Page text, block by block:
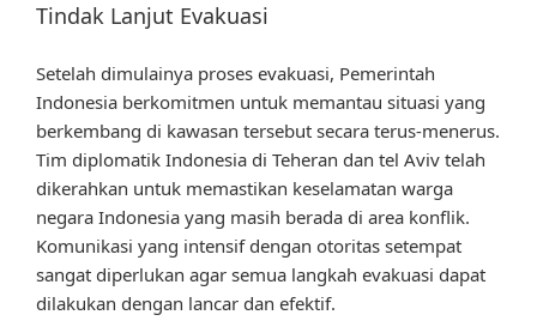
Tindak Lanjut Evakuasi
Setelah dimulainya proses evakuasi, Pemerintah
Indonesia berkomitmen untuk memantau situasi yang
berkembang di kawasan tersebut secara terus-menerus.
Tim diplomatik Indonesia di Teheran dan tel Aviv telah
dikerahkan untuk memastikan keselamatan warga
negara Indonesia yang masih berada di area konflik.
Komunikasi yang intensif dengan otoritas setempat
sangat diperlukan agar semua langkah evakuasi dapat
dilakukan dengan lancar dan efektif.